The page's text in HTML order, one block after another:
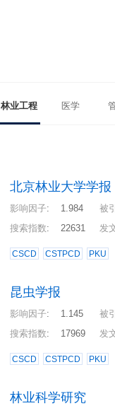
林业工程 医学
北京林业大学学报
影响因子: 1.984 被
搜索指数: 22631 发
CSCD CSTPCD PKU
昆虫学报
影响因子: 1.145 被
搜索指数: 17969 发
CSCD CSTPCD PKU
林业科学研究